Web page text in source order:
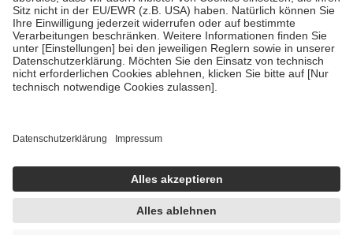
mit Ausnahme der Fahrkosten
• Untersuchungen zur Vorsorge und Früherkennung, die von der
GKV getragen werden
• empfohlenen Schutzimpfungen
• Harn- und Blutteststreifen
getroffen, um sicherzustellen, dass es sich um echte Bewertungen
https://help.etrusted.com/hc/de/articles/4419944605341
Einige Bilder und Inhalte wurden unter Zuhilfenahme künstlicher